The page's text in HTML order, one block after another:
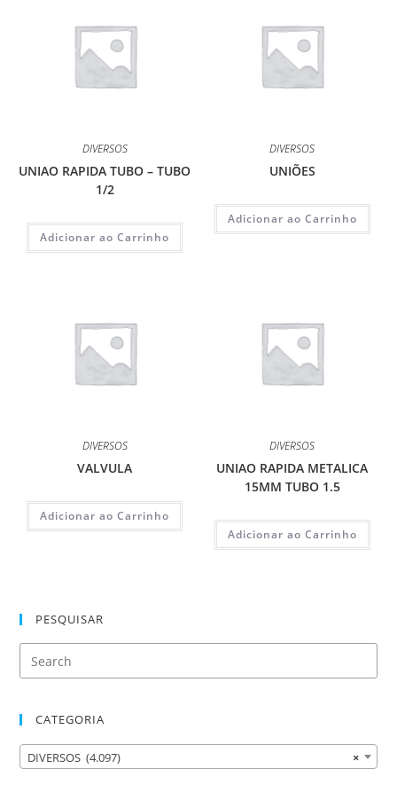
DIVERSOS
UNIAO RAPIDA TUBO – TUBO
1/2
Adicionar ao Carrinho
DIVERSOS
UNIÕES
Adicionar ao Carrinho
DIVERSOS
VALVULA
Adicionar ao Carrinho
DIVERSOS
UNIAO RAPIDA METALICA
15MM TUBO 1.5
Adicionar ao Carrinho
PESQUISAR
CATEGORIA
×
DIVERSOS (4.097)